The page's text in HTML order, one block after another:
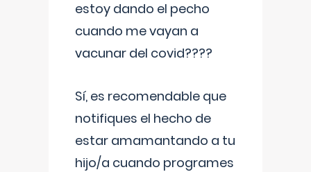
estoy dando el pecho
cuando me vayan a
vacunar del covid????
Sí, es recomendable que
notifiques el hecho de
estar amamantando a tu
hijo/a cuando programes